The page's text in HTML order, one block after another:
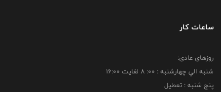
ساعات کار
روزهای عادی:
شنبه الي چهارشنبه : 00: 8 لغايت 16:00
پنج شنبه : تعطیل